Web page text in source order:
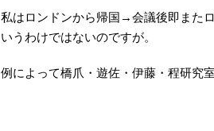
私はロンドンから帰国→会議後即また
いうわけではないのですが。
例によって橋爪・遊佐・伊藤・程研究